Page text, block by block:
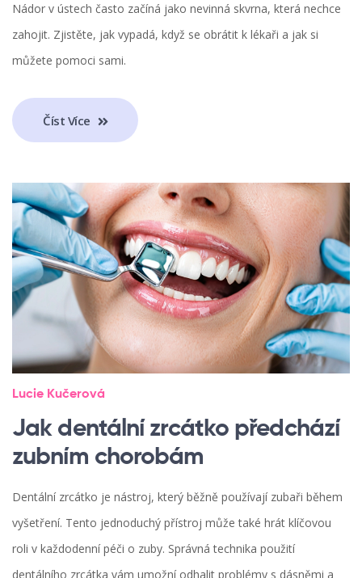
Nádor v ústech často začíná jako nevinná skvrna, která nechce
zahojit. Zjistěte, jak vypadá, když se obrátit k lékaři a jak si
můžete pomoci sami.
Číst Více
Lucie Kučerová
Jak dentální zrcátko předchází
zubním chorobám
Dentální zrcátko je nástroj, který běžně používají zubaři během
vyšetření. Tento jednoduchý přístroj může také hrát klíčovou
roli v každodenní péči o zuby. Správná technika použití
dentálního zrcátka vám umožní odhalit problémy s dásněmi a